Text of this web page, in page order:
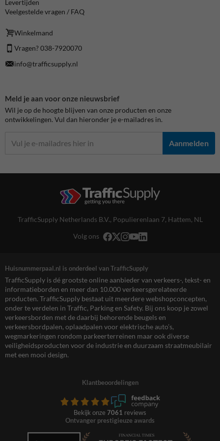
Levertijden
Veelgestelde vragen / FAQ
Winkelmand
Vragen? 038-7920070
info@trafficsupply.nl
Meld je aan voor onze nieuwsbrief
Wil je op de hoogte blijven van onze producten en onze
ontwikkelingen. Vul dan hieronder je e-mailadres in.
Aanmelden
TrafficSupply Netherlands B.V., Populierenlaan 7, Hattem, NL
Volg ons
Huisnummerpaal.nl is onderdeel van TrafficSupply
TrafficSupply is dé grootste online aanbieder van verkeers-, tekst- en
informatieborden en meer dan 10.000 verkeersgerelateerde
producten. TrafficSupply bestaat uit meerdere webshopconcepten,
onder te verdelen in Traffic, Parking en Safety. Bij ons koop je zowel
verkeersborden met de daarbij behorende beugels en
verkeersbordpalen, oplaadpalen voor elektrische auto’s,
wegmarkeringen rondom parkeerterreinen maar ook diverse
veiligheidsproducten voor de industrie en duurzaam straatmeubilair
met een mooi design.
Klantbeoordelingen
Bekijk onze 7061 reviews
Ontvanger prestigieuze awards